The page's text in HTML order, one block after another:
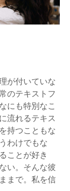
が付いていな
のテキストフ
にも特別なこ
流れるテキス
持つこともな
わけでもな
ことが好き
い。そんな彼
まで。私を信